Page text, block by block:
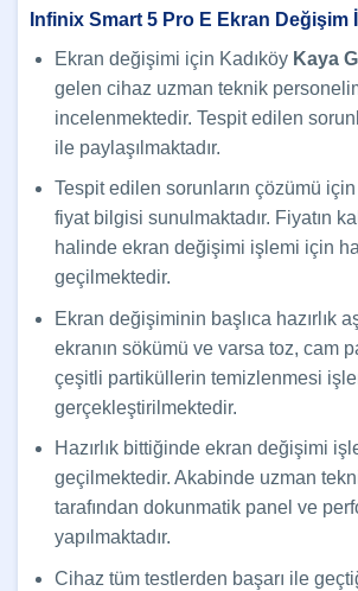
Infinix Smart 5 Pro E Ekran Değişim
Ekran değişimi için Kadıköy Kaya
gelen cihaz uzman teknik
incelenmektedir. Tespit edilen
ile paylaşılmaktadır.
Tespit edilen sorunların çözümü
fiyat bilgisi sunulmaktadır. Fiyatın
halinde ekran değişimi işlemi için
geçilmektedir.
Ekran değişiminin başlıca hazırlık
ekranın sökümü ve varsa toz, cam
çeşitli partiküllerin temizlenmesi
gerçekleştirilmektedir.
Hazırlık bittiğinde ekran değişimi
geçilmektedir. Akabinde uzman
tarafından dokunmatik panel ve
yapılmaktadır.
Cihaz tüm testlerden başarı ile